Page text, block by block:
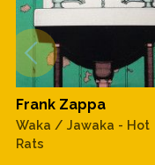
Frank Zappa
Waka / Jawaka - Hot
Rats